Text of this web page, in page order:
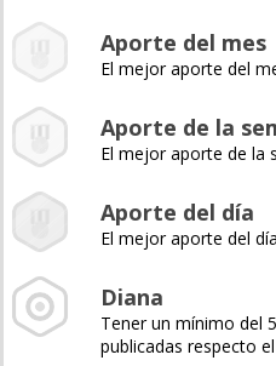
Aporte del mes
El mejor aporte del
Aporte de la
El mejor aporte de la
Aporte del día
El mejor aporte del día
Diana
Tener un mínimo del
publicadas respecto